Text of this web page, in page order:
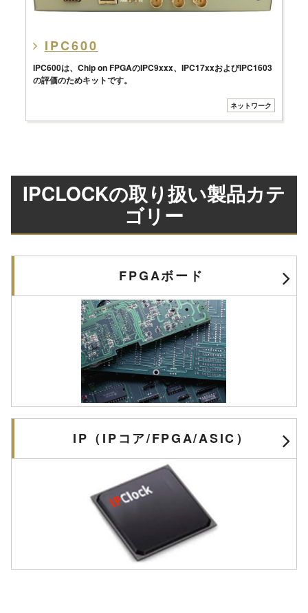
IPC600
IPC600は、Chip on FPGAのIPC9xxx、IPC17xxおよびIPC1603
の評価のためキットです。
ネットワーク
IPCLOCKの取り扱い製品カテ
ゴリー
FPGAボード
IP（IPコア/FPGA/ASIC）